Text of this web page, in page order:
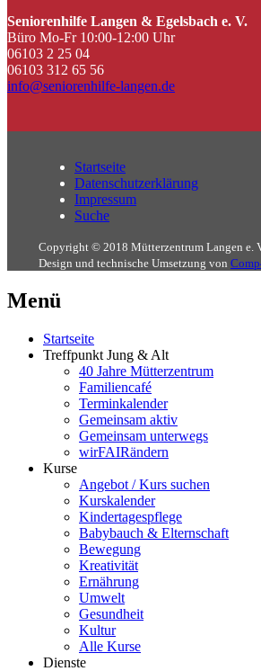
Seniorenhilfe Langen & Egelsbach e. V.
Büro Mo-Fr 10:00-12:00 Uhr
06103 2 25 04
06103 312 65 56
info@seniorenhilfe-langen.de
Startseite
Datenschutzerklärung
Impressum
Suche
Copyright © 2018 Mütterzentrum Langen e.
Design und technische Umsetzung von
Menü
Startseite
Treffpunkt Jung & Alt
40 Jahre Mütterzentrum
Familiencafé
Terminkalender
Gemeinsam aktiv
Gemeinsam unterwegs
wirFAIRändern
Kurse
Angebot / Kurs suchen
Kurskalender
Kindertagespflege
Babybauch & Elternschaft
Bewegung
Kreativität
Ernährung
Umwelt
Gesundheit
Kultur
Alle Kurse
Dienste